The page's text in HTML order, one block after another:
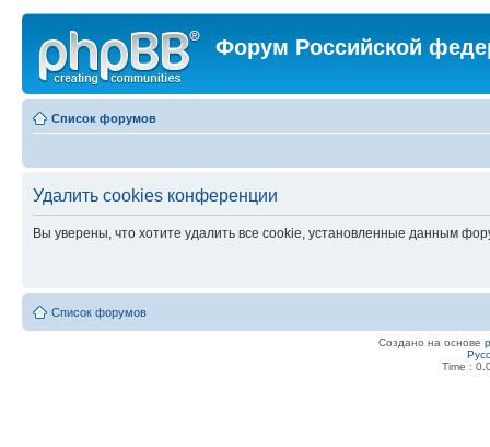
Форум Российской
Список форумов
Удалить cookies конференции
Вы уверены, что хотите удалить все cookie, установленные данным
Список форумов
Создано на основе
Time :